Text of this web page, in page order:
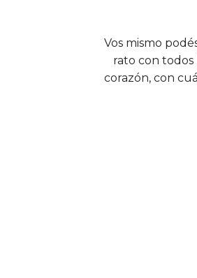
Vos mismo
rato con todos
corazón, con